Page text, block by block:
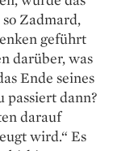
Zadmard,
geführt
darüber, was
Ende seines
passiert dann?
darauf
wird.“ Es